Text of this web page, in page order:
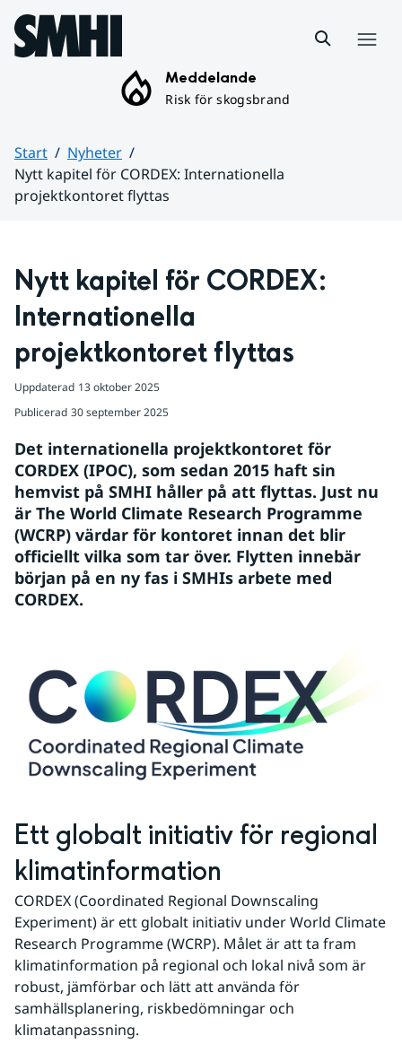
Hoppa till sidans innehåll
Meddelande
Risk för skogsbrand
Start
Nyheter
Nytt kapitel för CORDEX: Internationella
projektkontoret flyttas
Nytt kapitel för CORDEX:
Internationella
projektkontoret flyttas
Uppdaterad 13 oktober 2025
Publicerad 30 september 2025
Det internationella projektkontoret för
CORDEX (IPOC), som sedan 2015 haft sin
hemvist på SMHI håller på att flyttas. Just nu
är The World Climate Research Programme
(WCRP) värdar för kontoret innan det blir
officiellt vilka som tar över. Flytten innebär
början på en ny fas i SMHIs arbete med
CORDEX.
Ett globalt initiativ för regional
klimatinformation
CORDEX (Coordinated Regional Downscaling
Experiment) är ett globalt initiativ under World Climate
Research Programme (WCRP). Målet är att ta fram
klimatinformation på regional och lokal nivå som är
robust, jämförbar och lätt att använda för
samhällsplanering, riskbedömningar och
klimatanpassning.